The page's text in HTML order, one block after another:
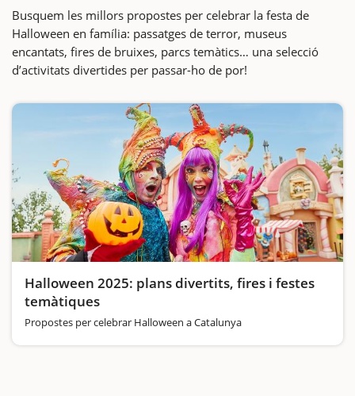
Busquem les millors propostes per celebrar la festa de
Halloween en família: passatges de terror, museus
encantats, fires de bruixes, parcs temàtics… una selecció
d’activitats divertides per passar-ho de por!
Halloween 2025: plans divertits, fires i festes
temàtiques
Propostes per celebrar Halloween a Catalunya